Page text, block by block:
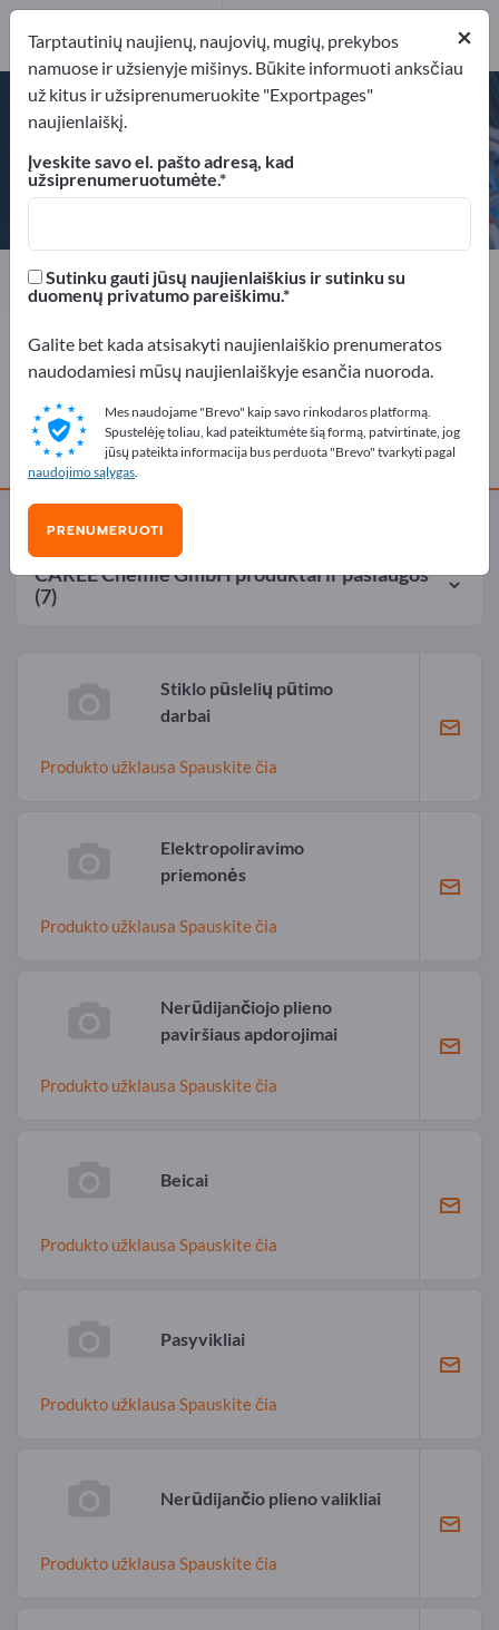
Gamintojas Vokietija
Website
Siųsti užklausą
KOMPANIJOS PROFILIS
PRODUKTAI
Telefonas
CAREE Chemie GmbHproduktai ir paslaugos
(7)
Stiklo pūslelių pūtimo
darbai
Produkto užklausa Spauskite čia
Elektropoliravimo
priemonės
Produkto užklausa Spauskite čia
Nerūdijančiojo plieno
paviršiaus apdorojimai
Produkto užklausa Spauskite čia
Beicai
Produkto užklausa Spauskite čia
Pasyvikliai
Produkto užklausa Spauskite čia
Nerūdijančio plieno valikliai
Produkto užklausa Spauskite čia
×
Tarptautinių naujienų, naujovių, mugių, prekybos
namuose ir užsienyje mišinys. Būkite informuoti anksčiau
už kitus ir užsiprenumeruokite "Exportpages"
naujienlaiškį.
Įveskite savo el. pašto adresą, kad
užsiprenumeruotumėte.
Sutinku gauti jūsų naujienlaiškius ir sutinku su
duomenų privatumo pareiškimu.
Galite bet kada atsisakyti naujienlaiškio prenumeratos
naudodamiesi mūsų naujienlaiškyje esančia nuoroda.
Mes naudojame "Brevo" kaip savo rinkodaros platformą.
Spustelėję toliau, kad pateiktumėte šią formą, patvirtinate, jog
jūsų pateikta informacija bus perduota "Brevo" tvarkyti pagal
naudojimo sąlygas.
PRENUMERUOTI